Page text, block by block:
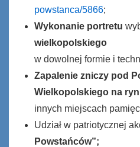
powstanca/5866;
Wykonanie portretu
wielkopolskiego
w dowolnej formie i
Zapalenie zniczy pod
Wielkopolskiego na
innych miejscach
Udział w patriotycznej
Powstańców”;